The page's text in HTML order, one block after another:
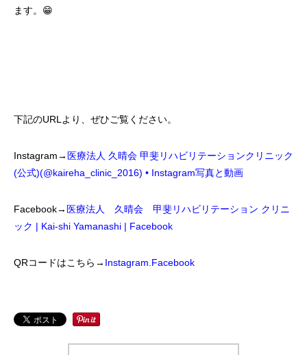
ます。😁
下記のURLより、ぜひご覧ください。
Instagram→ 医療法人 久晴会 甲斐リハビリテーションクリニック
(公式)(@kaireha_clinic_2016) • Instagram写真と動画
Facebook→ 医療法人 久晴会 甲斐リハビリテーション クリニ
ック | Kai-shi Yamanashi | Facebook
QRコードはこちら→ Instagram.Facebook